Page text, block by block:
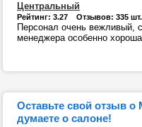
Центральный
Рейтинг: 3.27 Отзывов: 335 шт.
Персонал очень вежливый,
менеджера особенно
Оставьте свой отзыв о
думаете о салоне!